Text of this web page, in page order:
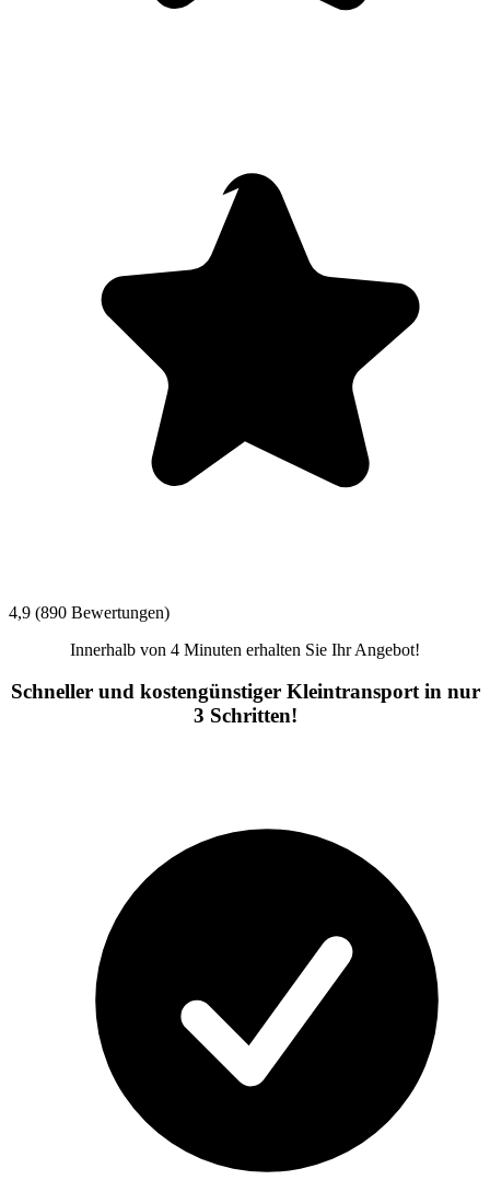
4,9 (890 Bewertungen)
Innerhalb von 4 Minuten erhalten Sie Ihr Angebot!
Schneller und kostengünstiger Kleintransport in nur
3 Schritten!